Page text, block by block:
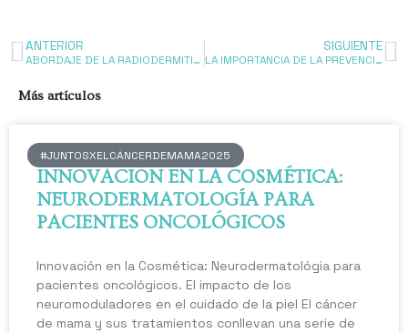
ANTERIOR
ABORDAJE DE LA RADIODERMITIS DESDE LA OFICINA DE FARMACIA
SIGUIENTE
LA IMPORTANCIA DE LA PREVENCIÓN EN EL CÁNCER DE PIEL Y OTROS TIPOS DE CÁNCER
Más artículos
#JUNTOSXELCÁNCERDEMAMA2025
INNOVACIÓN EN LA COSMÉTICA:
NEURODERMATOLOGÍA PARA
PACIENTES ONCOLÓGICOS
Innovación en la Cosmética: Neurodermatológia para
pacientes oncológicos. El impacto de los
neuromoduladores en el cuidado de la piel El cáncer
de mama y sus tratamientos conllevan una serie de